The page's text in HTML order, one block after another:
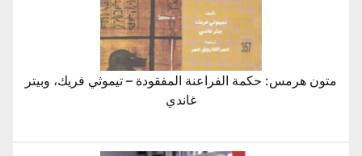
متون هرمس: حكمة الفراعنة المفقودة – تيموثي فريك، وبيتر
غاندي